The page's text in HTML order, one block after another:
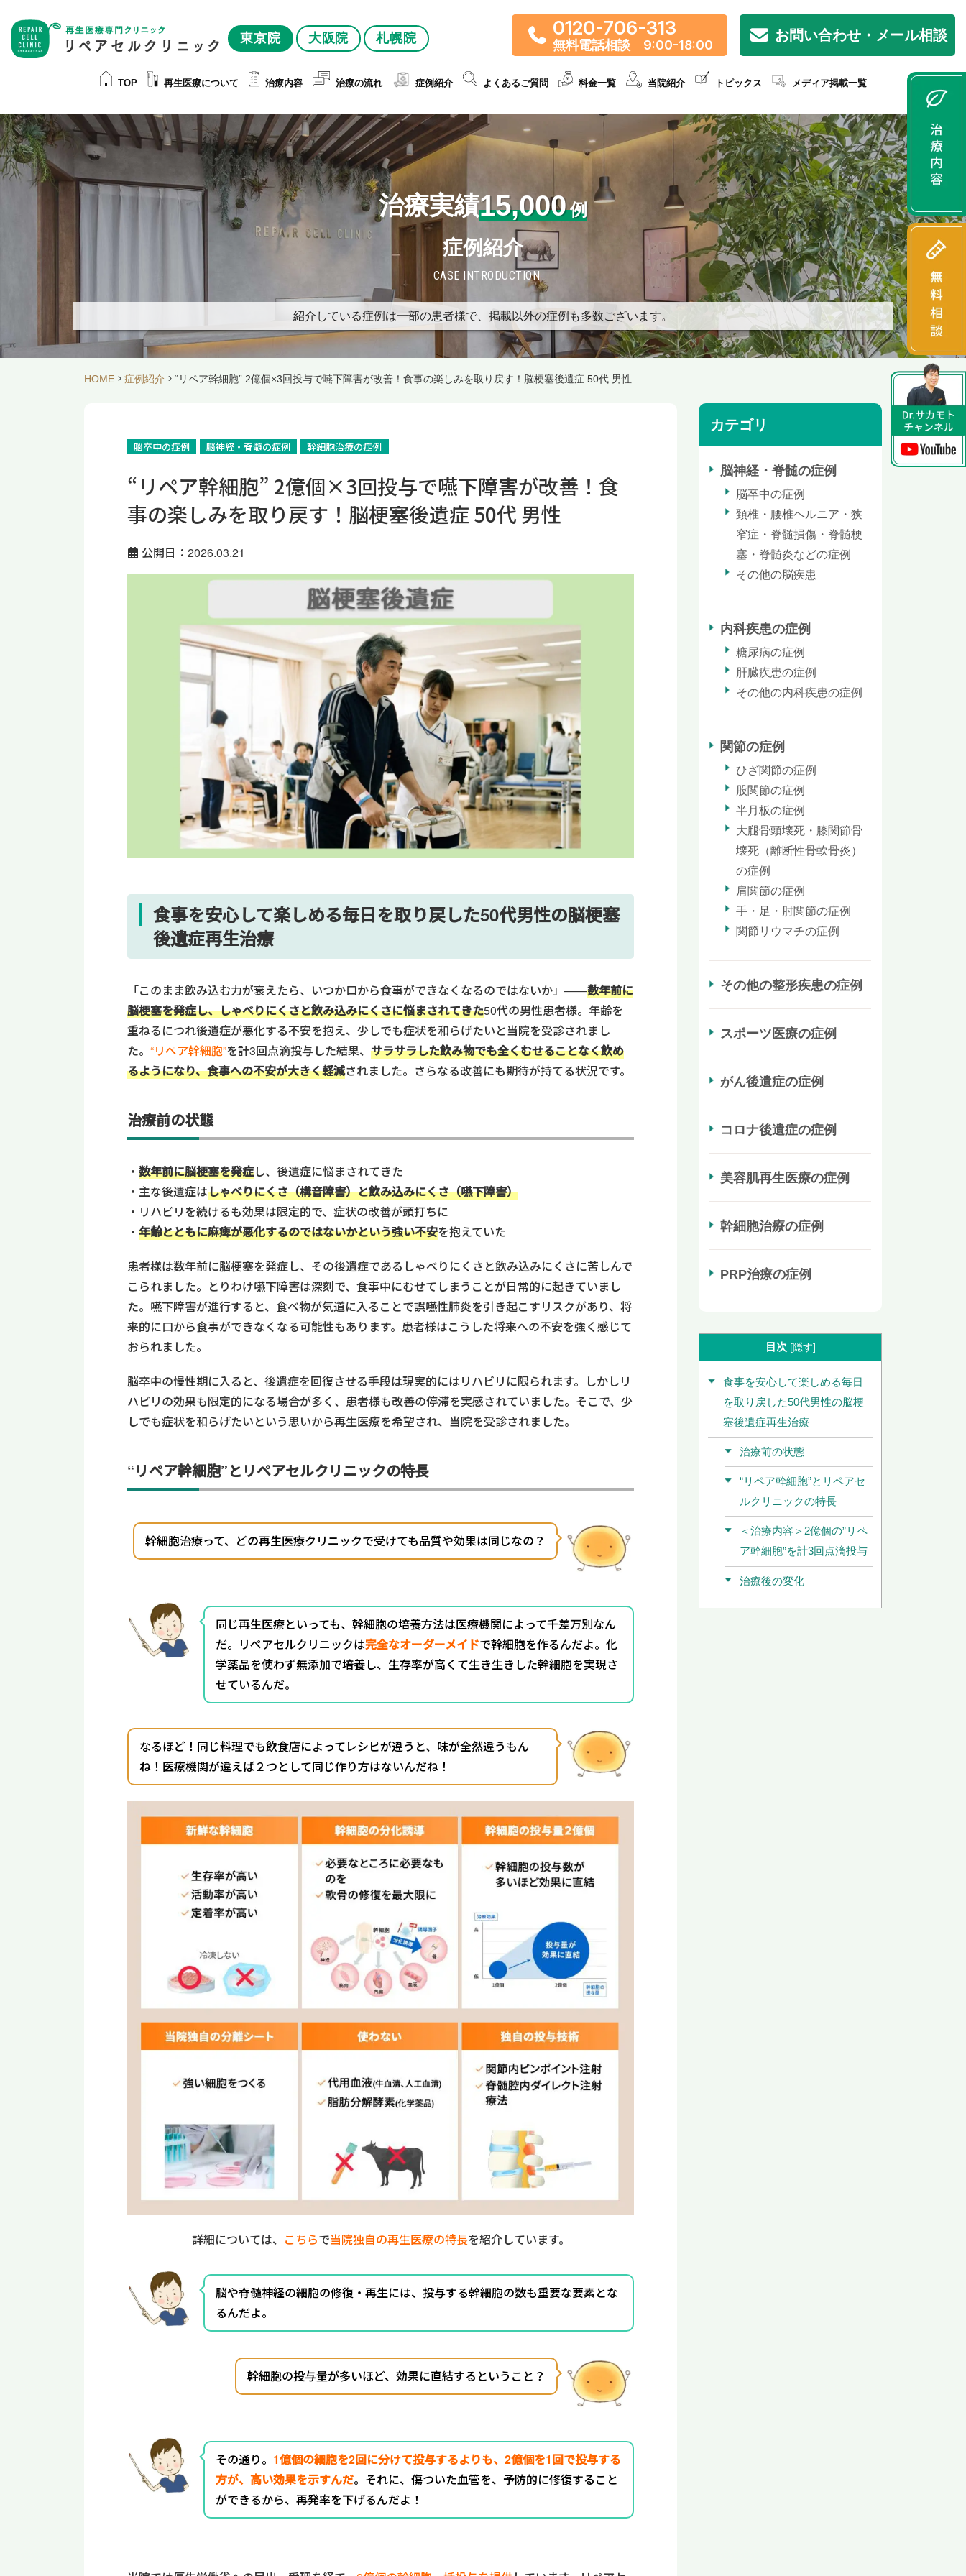
東京院 大阪院 札幌院 0120-706-313
無料電話相談 9:00-18:00
お問い合わせ・メール相談
TOP 再生医療について 治療内容 治療の流れ 症例紹介 よくあるご質問 料金一覧 当院紹介 トピックス メディア掲載一覧
治療実績15,000例
症例紹介
CASE INTRODUCTION
紹介している症例は一部の患者様で、掲載以外の症例も多数ございます。
HOME 症例紹介 “リペア幹細胞” 2億個×3回投与で嚥下障害が改善！食事の楽しみを取り戻す！脳梗塞後遺症 50代 男性
脳卒中の症例 脳神経・脊髄の症例 幹細胞治療の症例
“リペア幹細胞” 2億個×3回投与で嚥下障害が改善！食
事の楽しみを取り戻す！脳梗塞後遺症 50代 男性
公開日：2026.03.21
食事を安心して楽しめる毎日を取り戻した50代男性の脳梗塞
後遺症再生治療
「このまま飲み込む力が衰えたら、いつか口から食事ができなくなるのではないか」——数年前に
脳梗塞を発症し、しゃべりにくさと飲み込みにくさに悩まされてきた50代の男性患者様。年齢を
重ねるにつれ後遺症が悪化する不安を抱え、少しでも症状を和らげたいと当院を受診されまし
た。 “リペア幹細胞”を計3回点滴投与した結果、 サラサラした飲み物でも全くむせることなく飲め
るようになり、食事への不安が大きく軽減されました。さらなる改善にも期待が持てる状況です。
治療前の状態
数年前に脳梗塞を発症し、後遺症に悩まされてきた
主な後遺症はしゃべりにくさ（構音障害）と飲み込みにくさ（嚥下障害）
リハビリを続けるも効果は限定的で、症状の改善が頭打ちに
年齢とともに麻痺が悪化するのではないかという強い不安を抱えていた
患者様は数年前に脳梗塞を発症し、その後遺症であるしゃべりにくさと飲み込みにくさに苦しんで
こられました。とりわけ嚥下障害は深刻で、食事中にむせてしまうことが日常的に起きていまし
た。嚥下障害が進行すると、食べ物が気道に入ることで誤嚥性肺炎を引き起こすリスクがあり、将
来的に口から食事ができなくなる可能性もあります。患者様はこうした将来への不安を強く感じて
おられました。
脳卒中の慢性期に入ると、後遺症を回復させる手段は現実的にはリハビリに限られます。しかしリ
ハビリの効果も限定的になる場合が多く、患者様も改善の停滞を実感されていました。そこで、少
しでも症状を和らげたいという思いから再生医療を希望され、当院を受診されました。
“リペア幹細胞”とリペアセルクリニックの特長
幹細胞治療って、どの再生医療クリニックで受けても品質や効果は同じなの？
同じ再生医療といっても、幹細胞の培養方法は医療機関によって千差万別なん
だ。リペアセルクリニックは完全なオーダーメイドで幹細胞を作るんだよ。化
学薬品を使わず無添加で培養し、生存率が高くて生き生きした幹細胞を実現さ
せているんだ。
なるほど！同じ料理でも飲食店によってレシピが違うと、味が全然違うもん
ね！医療機関が違えば２つとして同じ作り方はないんだね！
詳細については、 こちらで当院独自の再生医療の特長を紹介しています。
脳や脊髄神経の細胞の修復・再生には、投与する幹細胞の数も重要な要素とな
るんだよ。
幹細胞の投与量が多いほど、効果に直結するということ？
その通り。 1億個の細胞を2回に分けて投与するよりも、2億個を1回で投与する
方が、高い効果を示すんだ。それに、傷ついた血管を、予防的に修復すること
ができるから、再発率を下げるんだよ！
カテゴリ
脳神経・脊髄の症例
脳卒中の症例
頚椎・腰椎ヘルニア・狭
窄症・脊髄損傷・脊髄梗
塞・脊髄炎などの症例
その他の脳疾患
内科疾患の症例
糖尿病の症例
肝臓疾患の症例
その他の内科疾患の症例
関節の症例
ひざ関節の症例
股関節の症例
半月板の症例
大腿骨頭壊死・膝関節骨
壊死（離断性骨軟骨炎）
の症例
肩関節の症例
手・足・肘関節の症例
関節リウマチの症例
その他の整形疾患の症例
スポーツ医療の症例
がん後遺症の症例
コロナ後遺症の症例
美容肌再生医療の症例
幹細胞治療の症例
PRP治療の症例
目次 [隠す]
食事を安心して楽しめる毎日
を取り戻した50代男性の脳梗
塞後遺症再生治療
治療前の状態
“リペア幹細胞”とリペアセ
ルクリニックの特長
＜治療内容＞2億個の”リペ
ア幹細胞”を計3回点滴投与
治療後の変化